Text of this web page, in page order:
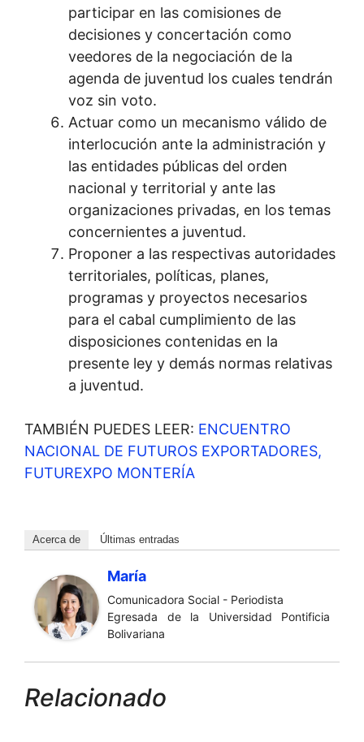
participar en las comisiones de
decisiones y concertación como
veedores de la negociación de la
agenda de juventud los cuales tendrán
voz sin voto.
Actuar como un mecanismo válido de
interlocución ante la administración y
las entidades públicas del orden
nacional y territorial y ante las
organizaciones privadas, en los temas
concernientes a juventud.
Proponer a las respectivas autoridades
territoriales, políticas, planes,
programas y proyectos necesarios
para el cabal cumplimiento de las
disposiciones contenidas en la
presente ley y demás normas relativas
a juventud.
TAMBIÉN PUEDES LEER: ENCUENTRO
NACIONAL DE FUTUROS EXPORTADORES,
FUTUREXPO MONTERÍA
Acerca de Últimas entradas
María
Comunicadora Social - Periodista
Egresada de la Universidad Pontificia
Bolivariana
Relacionado